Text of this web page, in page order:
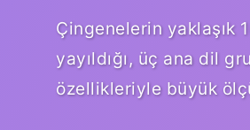
Çingenelerin yaklaşık
yayıldığı, üç ana dil
özellikleriyle büyük